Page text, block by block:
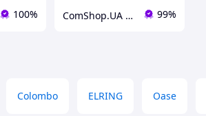
100% ComShop.UA - Магазин TM Комшоп 99%
Colombo ELRING Oase